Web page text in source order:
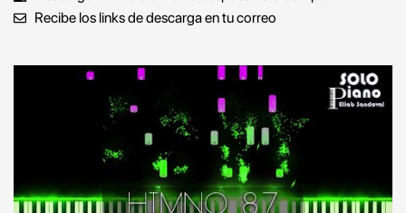
Recibe los links de descarga en tu correo